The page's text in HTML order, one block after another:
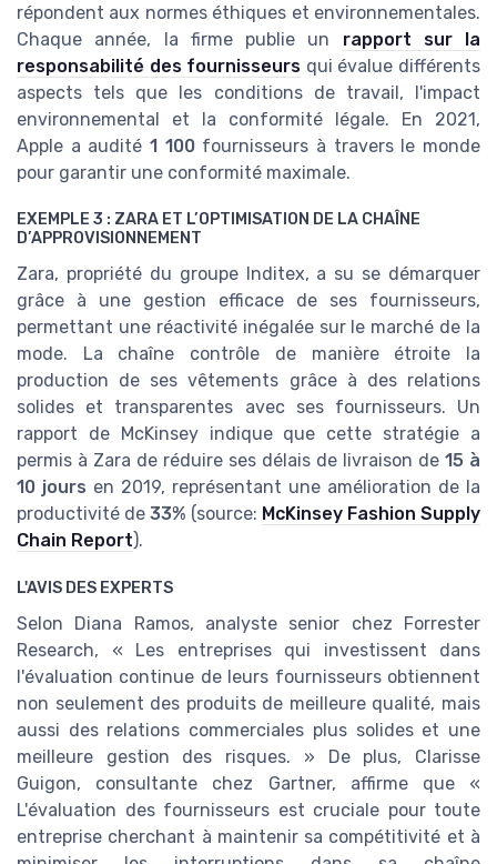
répondent aux normes éthiques et environnementales.
Chaque année, la firme publie un rapport sur la
responsabilité des fournisseurs qui évalue différents
aspects tels que les conditions de travail, l'impact
environnemental et la conformité légale. En 2021,
Apple a audité 1 100fournisseurs à travers le monde
pour garantir une conformité maximale.
EXEMPLE 3 : ZARA ET L’OPTIMISATION DE LA CHAÎNE
D’APPROVISIONNEMENT
Zara, propriété du groupe Inditex, a su se démarquer
grâce à une gestion efficace de ses fournisseurs,
permettant une réactivité inégalée sur le marché de la
mode. La chaîne contrôle de manière étroite la
production de ses vêtements grâce à des relations
solides et transparentes avec ses fournisseurs. Un
rapport de McKinsey indique que cette stratégie a
permis à Zara de réduire ses délais de livraison de 15 à
10 jours en 2019, représentant une amélioration de la
productivité de 33% (source: McKinsey Fashion Supply
Chain Report).
L'AVIS DES EXPERTS
Selon Diana Ramos, analyste senior chez Forrester
Research, « Les entreprises qui investissent dans
l'évaluation continue de leurs fournisseurs obtiennent
non seulement des produits de meilleure qualité, mais
aussi des relations commerciales plus solides et une
meilleure gestion des risques. » De plus, Clarisse
Guigon, consultante chez Gartner, affirme que «
L'évaluation des fournisseurs est cruciale pour toute
entreprise cherchant à maintenir sa compétitivité et à